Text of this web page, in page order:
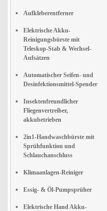
Aufkleberentferner
Elektrische Akku-
Reinigungsbürste mit
Teleskop-Stab & Wechsel-
Aufsätzen
Automatischer Seifen- und
Desinfektionsmittel-Spender
Insektenfreundlicher
Fliegenvertreiber,
akkubetrieben
2in1-Handwaschbürste mit
Sprühfunktion und
Schlauchanschluss
Klimaanlagen-Reiniger
Essig- & Öl-Pumpsprüher
Elektrische Hand Akku-